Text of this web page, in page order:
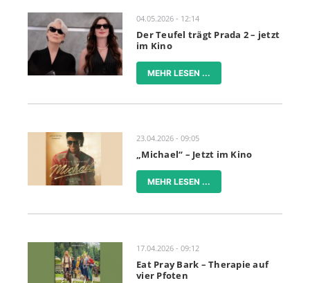
04.05.2026 - 12:14
Der Teufel trägt Prada 2 – jetzt
im Kino
MEHR LESEN ...
23.04.2026 - 09:05
„Michael“ – Jetzt im Kino
MEHR LESEN ...
17.04.2026 - 09:12
Eat Pray Bark – Therapie auf
vier Pfoten